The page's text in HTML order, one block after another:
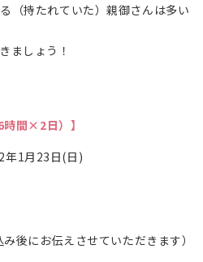
（持たれていた）親御さんは多い
ましょう！
間×2日）】
年1月23日(日)
後にお伝えさせていただきます）